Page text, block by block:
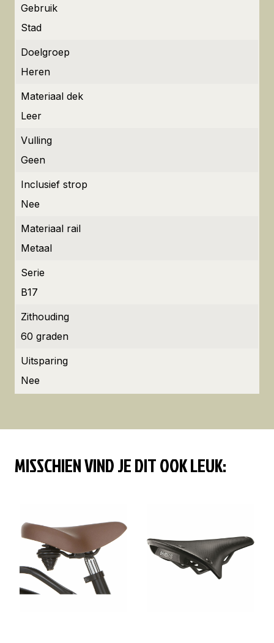
Gebruik
Stad
Doelgroep
Heren
Materiaal dek
Leer
Vulling
Geen
Inclusief strop
Nee
Materiaal rail
Metaal
Serie
B17
Zithouding
60 graden
Uitsparing
Nee
MISSCHIEN VIND JE DIT OOK LEUK: